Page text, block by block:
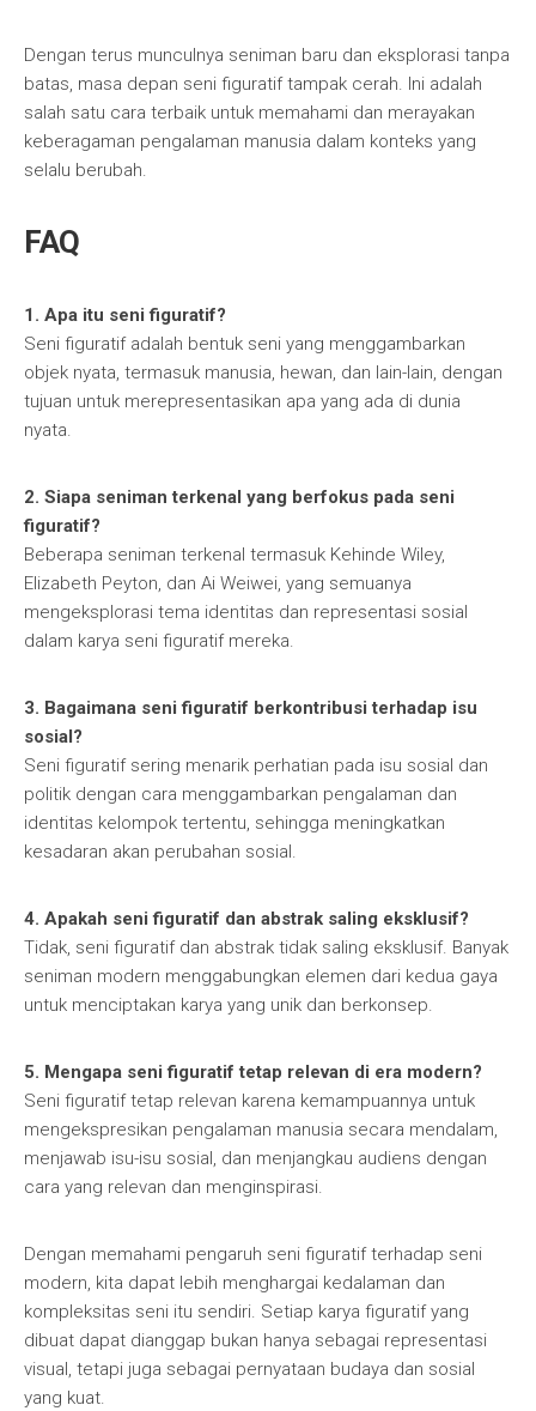
Dengan terus munculnya seniman baru dan eksplorasi tanpa
batas, masa depan seni figuratif tampak cerah. Ini adalah
salah satu cara terbaik untuk memahami dan merayakan
keberagaman pengalaman manusia dalam konteks yang
selalu berubah.
FAQ
1. Apa itu seni figuratif?
Seni figuratif adalah bentuk seni yang menggambarkan
objek nyata, termasuk manusia, hewan, dan lain-lain, dengan
tujuan untuk merepresentasikan apa yang ada di dunia
nyata.
2. Siapa seniman terkenal yang berfokus pada seni
figuratif?
Beberapa seniman terkenal termasuk Kehinde Wiley,
Elizabeth Peyton, dan Ai Weiwei, yang semuanya
mengeksplorasi tema identitas dan representasi sosial
dalam karya seni figuratif mereka.
3. Bagaimana seni figuratif berkontribusi terhadap isu
sosial?
Seni figuratif sering menarik perhatian pada isu sosial dan
politik dengan cara menggambarkan pengalaman dan
identitas kelompok tertentu, sehingga meningkatkan
kesadaran akan perubahan sosial.
4. Apakah seni figuratif dan abstrak saling eksklusif?
Tidak, seni figuratif dan abstrak tidak saling eksklusif. Banyak
seniman modern menggabungkan elemen dari kedua gaya
untuk menciptakan karya yang unik dan berkonsep.
5. Mengapa seni figuratif tetap relevan di era modern?
Seni figuratif tetap relevan karena kemampuannya untuk
mengekspresikan pengalaman manusia secara mendalam,
menjawab isu-isu sosial, dan menjangkau audiens dengan
cara yang relevan dan menginspirasi.
Dengan memahami pengaruh seni figuratif terhadap seni
modern, kita dapat lebih menghargai kedalaman dan
kompleksitas seni itu sendiri. Setiap karya figuratif yang
dibuat dapat dianggap bukan hanya sebagai representasi
visual, tetapi juga sebagai pernyataan budaya dan sosial
yang kuat.